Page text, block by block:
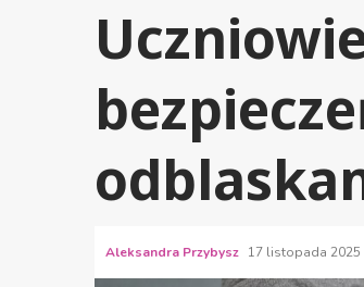
Aleksandra Przybysz 17 listopada 2025